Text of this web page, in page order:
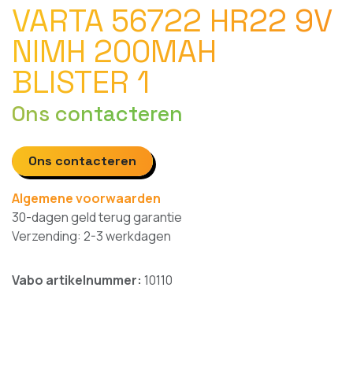
VARTA 56722 HR22 9V
NIMH 200MAH
BLISTER 1
Ons contacteren
Ons contacteren
Algemene voorwaarden
30-dagen geld terug garantie
Verzending: 2-3 werkdagen
Vabo artikelnummer: 10110